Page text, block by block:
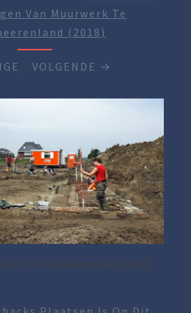
Van Muurwerk Te
(2018)
/ VOLGENDE →
te Mijnsheerenland (2018)